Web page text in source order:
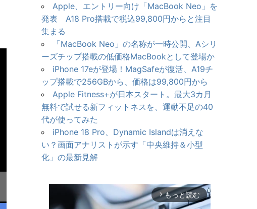
Apple、エントリー向け「MacBook Neo」を
発表 A18 Pro搭載で税込99,800円からと注目
集まる
「MacBook Neo」の名称が一時公開、Aシリ
ーズチップ搭載の低価格MacBookとして登場か
iPhone 17eが登場！MagSafeが復活、A19チ
ップ搭載で256GBから、価格は99,800円から
Apple Fitness+が日本スタート。最大3カ月
無料で試せる新フィットネスを、運動不足の40
代が使ってみた
iPhone 18 Pro、Dynamic Islandは消えな
い？画面アナリストが示す「中央維持＆小型
化」の最新見解
arrow_forward_ios もっと読む